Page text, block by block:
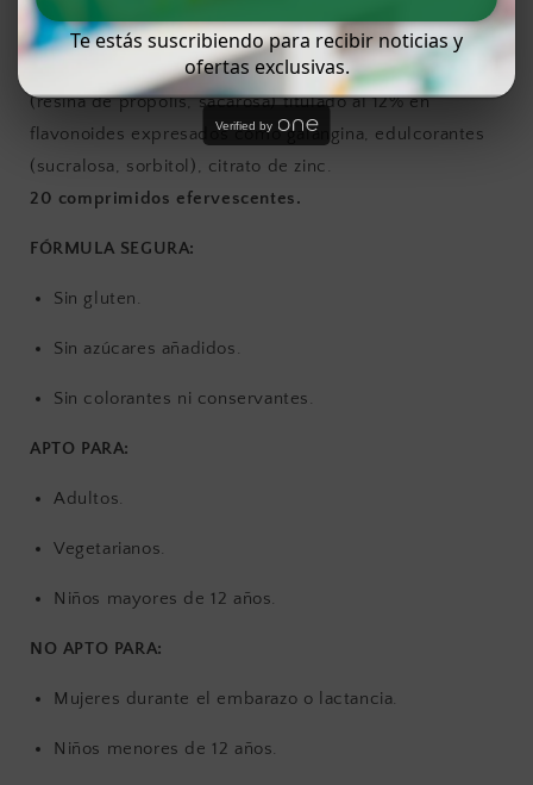
seco de Sauce (Salix alba L., corteza; maltodextrinas)
titulado al 30% en salicina, aromas, maltodextrinas,
manitol, N-acetilcisteína, extracto seco de Propóleo
(resina de própolis, sacarosa) titulado al 12% en
flavonoides expresados como galangina, edulcorantes
(sucralosa, sorbitol), citrato de zinc.
20 comprimidos efervescentes.
FÓRMULA SEGURA:
Sin gluten.
Sin azúcares añadidos.
Sin colorantes ni conservantes.
APTO PARA:
Adultos.
Vegetarianos.
Niños mayores de 12 años.
NO APTO PARA:
Mujeres durante el embarazo o lactancia.
Niños menores de 12 años.
Te estás suscribiendo para recibir noticias y
ofertas exclusivas.
Verified by